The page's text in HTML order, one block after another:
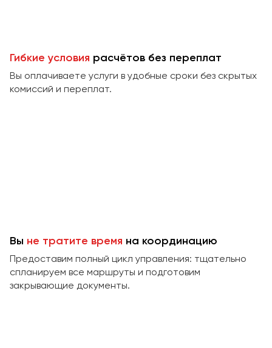
Гибкие условия расчётов без переплат
Вы оплачиваете услуги в удобные сроки без скрытых
комиссий и переплат.
Вы не тратите время на координацию
Предоставим полный цикл управления: тщательно
спланируем все маршруты и подготовим
закрывающие документы.